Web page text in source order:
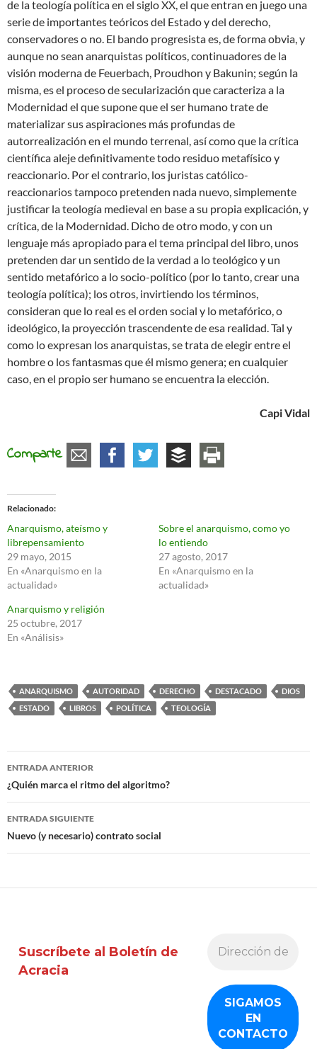
de la teología política en el siglo XX, el que entran en juego una
serie de importantes teóricos del Estado y del derecho,
conservadores o no. El bando progresista es, de forma obvia, y
aunque no sean anarquistas políticos, continuadores de la
visión moderna de Feuerbach, Proudhon y Bakunin; según la
misma, es el proceso de secularización que caracteriza a la
Modernidad el que supone que el ser humano trate de
materializar sus aspiraciones más profundas de
autorrealización en el mundo terrenal, así como que la crítica
científica aleje definitivamente todo residuo metafísico y
reaccionario. Por el contrario, los juristas católico-
reaccionarios tampoco pretenden nada nuevo, simplemente
justificar la teología medieval en base a su propia explicación, y
crítica, de la Modernidad. Dicho de otro modo, y con un
lenguaje más apropiado para el tema principal del libro, unos
pretenden dar un sentido de la verdad a lo teológico y un
sentido metafórico a lo socio-político (por lo tanto, crear una
teología política); los otros, invirtiendo los términos,
consideran que lo real es el orden social y lo metafórico, o
ideológico, la proyección trascendente de esa realidad. Tal y
como lo expresan los anarquistas, se trata de elegir entre el
hombre o los fantasmas que él mismo genera; en cualquier
caso, en el propio ser humano se encuentra la elección.
Capi Vidal
Comparte
Relacionado
Anarquismo, ateísmo y
librepensamiento
29 mayo, 2015
En «Anarquismo en la
actualidad»
Sobre el anarquismo, como yo
lo entiendo
27 agosto, 2017
En «Anarquismo en la
actualidad»
Anarquismo y religión
25 octubre, 2017
En «Análisis»
ANARQUISMO AUTORIDAD DERECHO DESTACADO
DIOS
ESTADO
LIBROS POLÍTICA TEOLOGÍA
Navegación
de
entradas
ENTRADA ANTERIOR
¿Quién marca el ritmo del algoritmo?
ENTRADA SIGUIENTE
Nuevo (y necesario) contrato social
Suscríbete al Boletín de
Acracia